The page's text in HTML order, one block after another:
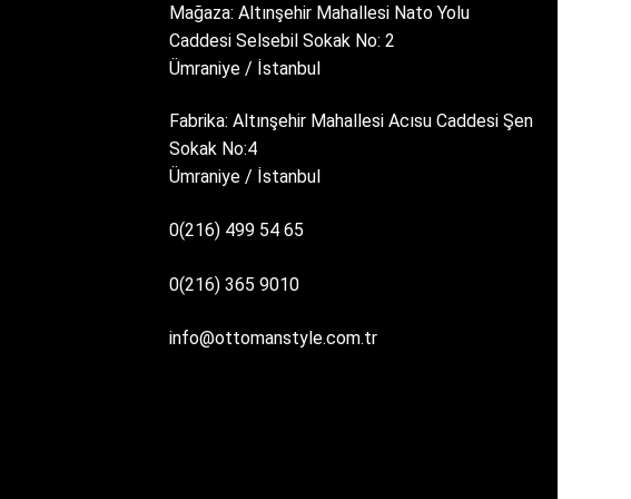
Mağaza: Altınşehir Mahallesi Nato Yolu
Caddesi Selsebil Sokak No: 2
Ümraniye / İstanbul
Fabrika: Altınşehir Mahallesi Acısu Caddesi Şen
Sokak No:4
Ümraniye / İstanbul
0(216) 499 54 65
0(216) 365 9010
info@ottomanstyle.com.tr